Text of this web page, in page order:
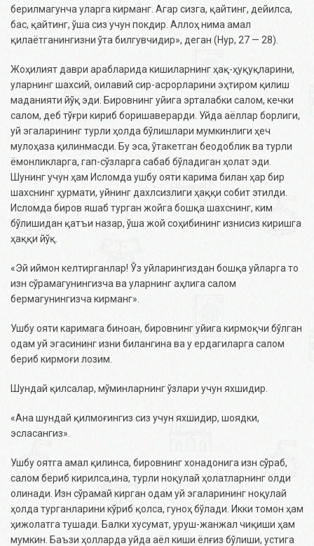
берилмагунча уларга кирманг. Агар сизга, қайтинг, дейилса,
бас, қайтинг, ўша сиз учун покдир. Аллоҳ нима амал
қилаётганингизни ўта билгувчидир», деган (Нур, 27 — 28).
Жоҳилият даври арабларида кишиларнинг ҳақ-ҳуқуқларини,
уларнинг шахсий, оилавий сир-асрорларини эҳтиром қилиш
маданияти йўқ эди. Бировнинг уйига эрталабки салом, кечки
салом, деб тўғри кириб боришаверарди. Уйда аёллар борлиги,
уй эгаларининг турли ҳолда бўлишлари мумкинлиги ҳеч
мулоҳаза қилинмасди. Бу эса, ўтакетган беодоблик ва турли
ёмонликларга, гап-сўзларга сабаб бўладиган ҳолат эди.
Шунинг учун ҳам Исломда ушбу ояти карима билан ҳар бир
шахснинг ҳурмати, уйнинг дахлсизлиги ҳаққи собит этилди.
Исломда биров яшаб турган жойга бошқа шахснинг, ким
бўлишидан қатъи назар, ўша жой соҳибининг изнисиз киришга
ҳаққи йўқ.
«Эй иймон келтирганлар! Ўз уйларингиздан бошқа уйларга то
изн сўрамагунингизча ва уларнинг аҳлига салом
бермагунингизча кирманг».
Ушбу ояти каримага биноан, бировнинг уйига кирмоқчи бўлган
одам уй эгасининг изни билангина ва у ердагиларга салом
бериб кирмоғи лозим.
Шундай қилсалар, мўминларнинг ўзлари учун яхшидир.
«Ана шундай қилмоғингиз сиз учун яхшидир, шоядки,
эсласангиз».
Ушбу оятга амал қилинса, бировнинг хонадонига изн сўраб,
салом бериб кирилса,ина, турли ноқулай ҳолатларнинг олди
олинади. Изн сўрамай кирган одам уй эгаларининг ноқулай
ҳолда турганларини кўриб қолса, гуноҳ бўлади. Икки томон ҳам
ҳижолатга тушади. Балки хусумат, уруш-жанжал чиқиши ҳам
мумкин. Баъзи ҳолларда уйда аёл киши ёлғиз бўлиши, устига